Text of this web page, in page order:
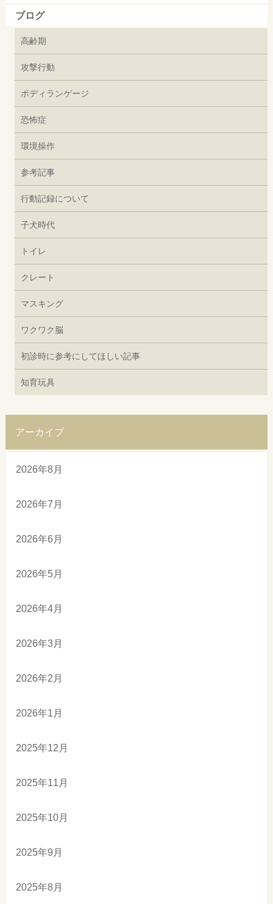
ブログ
高齢期
攻撃行動
ボディランゲージ
恐怖症
環境操作
参考記事
行動記録について
子犬時代
トイレ
クレート
マスキング
ワクワク脳
初診時に参考にしてほしい記事
知育玩具
アーカイブ
2026年8月
2026年7月
2026年6月
2026年5月
2026年4月
2026年3月
2026年2月
2026年1月
2025年12月
2025年11月
2025年10月
2025年9月
2025年8月